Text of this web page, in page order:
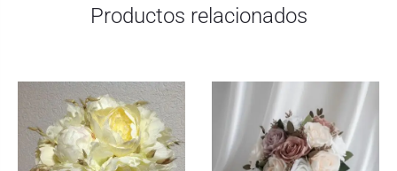
Productos relacionados